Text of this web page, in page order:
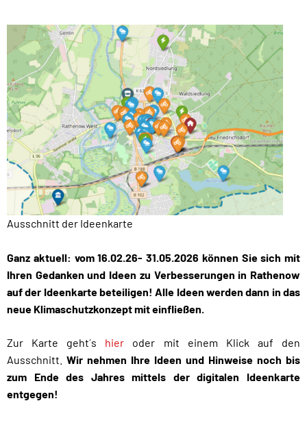
Ausschnitt der Ideenkarte
Ganz aktuell: vom 16.02.26- 31.05.2026 können Sie sich mit
Ihren Gedanken und Ideen zu Verbesserungen in Rathenow
auf der Ideenkarte beteiligen! Alle Ideen werden dann in das
neue Klimaschutzkonzept mit einfließen.
Zur Karte geht´s hier oder mit einem Klick auf den
Ausschnitt. Wir nehmen Ihre Ideen und Hinweise noch bis
zum Ende des Jahres mittels der digitalen Ideenkarte
entgegen!